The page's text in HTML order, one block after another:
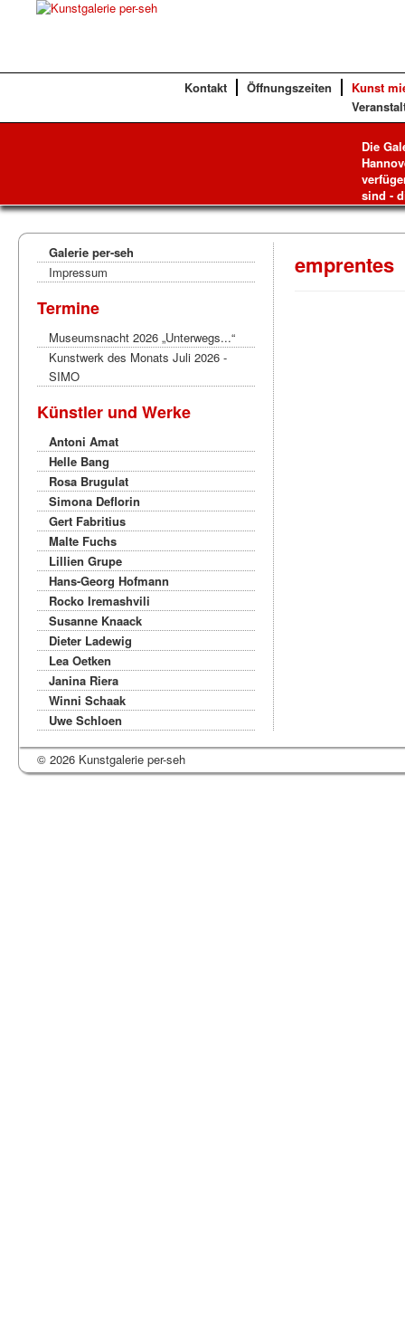
Kontakt Öffnungszeiten
Kunst
Die
sind -
Galerie per-seh
Impressum
Termine
Museumsnacht 2026 „Unterwegs...“
Kunstwerk des Monats Juli 2026 -
SIMO
Künstler und Werke
Antoni Amat
Helle Bang
Rosa Brugulat
Simona Deflorin
Gert Fabritius
Malte Fuchs
Lillien Grupe
Hans-Georg Hofmann
Rocko Iremashvili
Susanne Knaack
Dieter Ladewig
Lea Oetken
Janina Riera
Winni Schaak
Uwe Schloen
emprentes
© 2026 Kunstgalerie per-seh